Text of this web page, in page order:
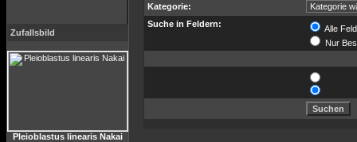
Zufallsbild
Pleioblastus linearis Nakai
Kategorie:
Suche in Feldern:
Alle
Nur